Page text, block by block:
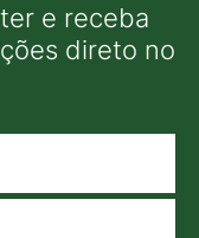
e receba
direto no